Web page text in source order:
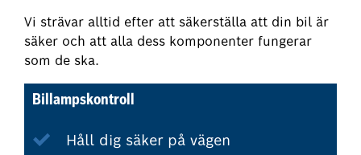
Vi strävar alltid efter att säkerställa att din bil är
säker och att alla dess komponenter fungerar
som de ska.
Billampskontroll
Håll dig säker på vägen